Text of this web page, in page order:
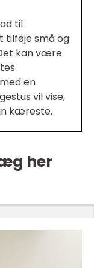
til
tilføje små og
kan være
en
vil vise,
kæreste.
her